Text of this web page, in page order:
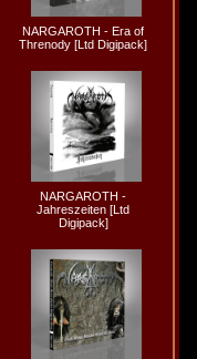
NARGAROTH - Era of
Threnody [Ltd Digipack]
NARGAROTH -
Jahreszeiten [Ltd
Digipack]